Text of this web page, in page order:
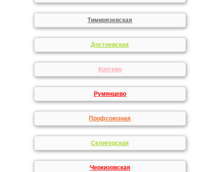
Тимирязевская
Достоевская
Коптево
Румянцево
Профсоюзная
Селигерская
Черкизовская